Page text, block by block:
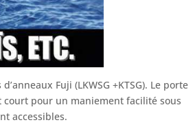
Fuji (LKWSG +KTSG). Le porte
court pour un maniement facilité sous
accessibles.